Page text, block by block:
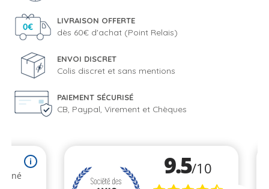
LIVRAISON OFFERTE
dès 60€ d'achat (Point Relais)
ENVOI DISCRET
Colis discret et sans mentions
PAIEMENT SÉCURISÉ
CB, Paypal, Virement et Chèques